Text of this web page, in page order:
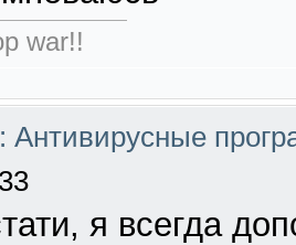
war!!
Антивирусные
я всегда